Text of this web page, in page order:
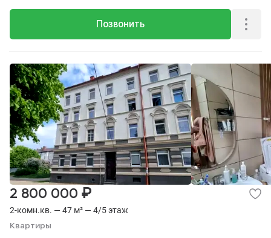
Позвонить
2-комн.кв. — 47 м² — 4/5 этаж
Квартиры
2 800 000 ₽